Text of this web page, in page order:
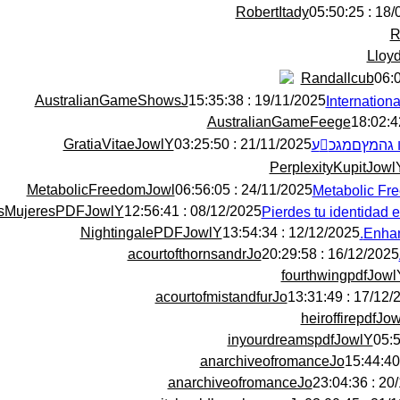
18/05/
RobertItady
Randallcub
19/11/2025 : 15:35:38
AustralianGameShowsJ
AustralianGameFeege
21/11/2025 : 03:25:50
GratiaVitaeJowlY
Metabolic
24/11/2025 : 06:56:05
MetabolicFreedomJowl
08/12/2025 : 12:56:41
12/12/2025 : 13:54:34
NightingalePDFJowlY
16/12/2025 : 20:29:58
acourtofthornsandrJo
17/12/2025 :
acourtofmistandfurJo
inyourdreamspdfJowlY
anarchiveofromanceJo
20/
anarchiveofromanceJo